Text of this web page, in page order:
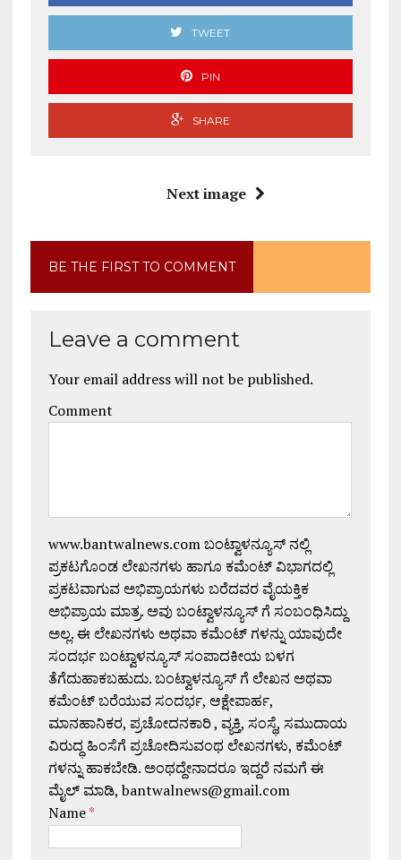
TWEET
PIN
SHARE
Next image
BE THE FIRST TO COMMENT
Leave a comment
Your email address will not be published.
Comment
www.bantwalnews.com ಬಂಟ್ವಾಳನ್ಯೂಸ್ ನಲ್ಲಿ
ಪ್ರಕಟಗೊಂಡ ಲೇಖನಗಳು ಹಾಗೂ ಕಮೆಂಟ್ ವಿಭಾಗದಲ್ಲಿ
ಪ್ರಕಟವಾಗುವ ಅಭಿಪ್ರಾಯಗಳು ಬರೆದವರ ವೈಯಕ್ತಿಕ
ಅಭಿಪ್ರಾಯ ಮಾತ್ರ. ಅವು ಬಂಟ್ವಾಳನ್ಯೂಸ್ ಗೆ ಸಂಬಂಧಿಸಿದ್ದು
ಅಲ್ಲ. ಈ ಲೇಖನಗಳು ಅಥವಾ ಕಮೆಂಟ್ ಗಳನ್ನು ಯಾವುದೇ
ಸಂದರ್ಭ ಬಂಟ್ವಾಳನ್ಯೂಸ್ ಸಂಪಾದಕೀಯ ಬಳಗ
ತೆಗೆದುಹಾಕಬಹುದು. ಬಂಟ್ವಾಳನ್ಯೂಸ್ ಗೆ ಲೇಖನ ಅಥವಾ
ಕಮೆಂಟ್ ಬರೆಯುವ ಸಂದರ್ಭ, ಆಕ್ಷೇಪಾರ್ಹ,
ಮಾನಹಾನಿಕರ, ಪ್ರಚೋದನಕಾರಿ , ವ್ಯಕ್ತಿ, ಸಂಸ್ಥೆ, ಸಮುದಾಯ
ವಿರುದ್ಧ ಹಿಂಸೆಗೆ ಪ್ರಚೋದಿಸುವಂಥ ಲೇಖನಗಳು, ಕಮೆಂಟ್
ಗಳನ್ನು ಹಾಕಬೇಡಿ. ಅಂಥದ್ದೇನಾದರೂ ಇದ್ದರೆ ನಮಗೆ ಈ
ಮೈಲ್ ಮಾಡಿ, bantwalnews@gmail.com
Name*